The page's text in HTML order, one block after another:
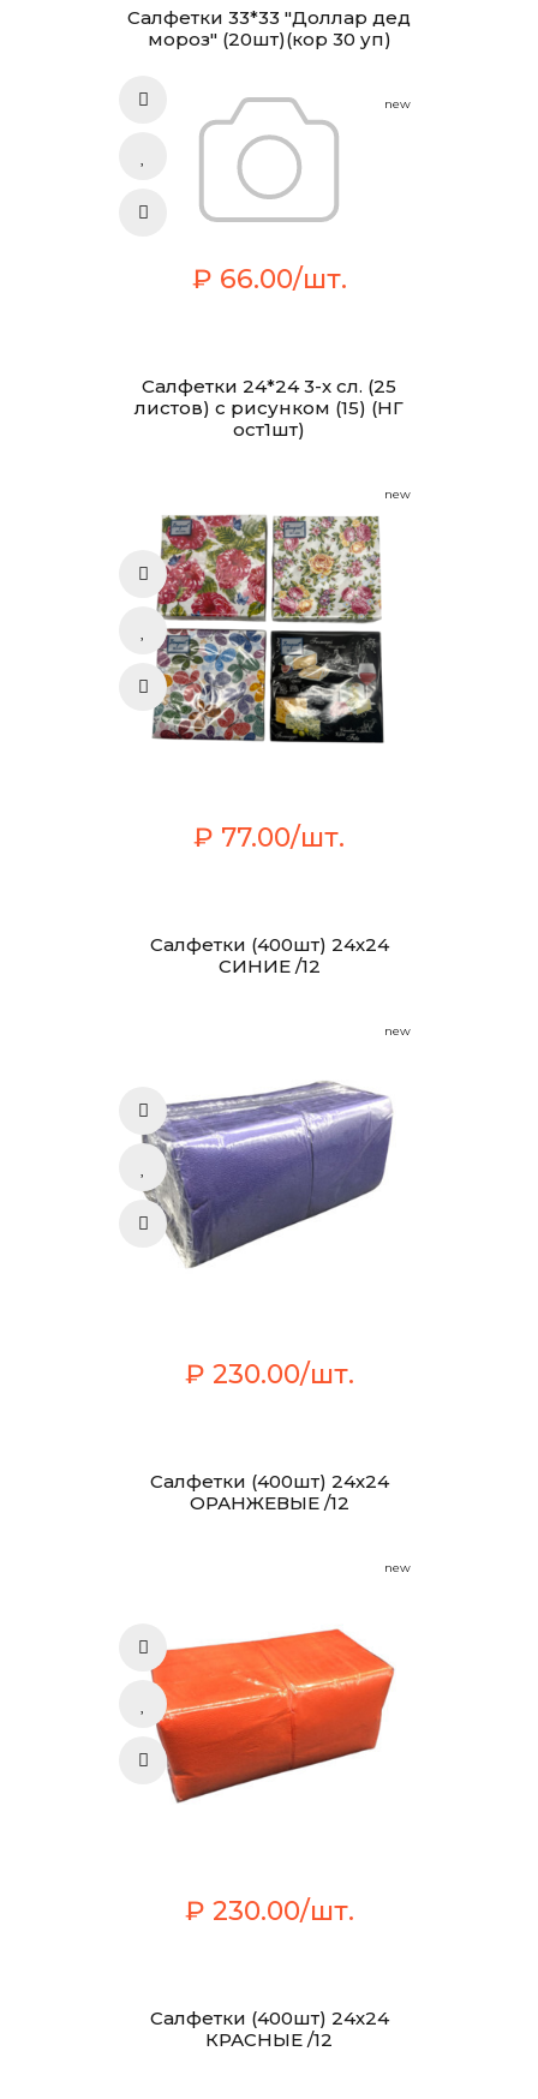
Салфетки 33*33 "Доллар дед
мороз" (20шт)(кор 30 уп)
new
₽ 66.00/шт.
Салфетки 24*24 3-х сл. (25
листов) с рисунком (15) (НГ
ост1шт)
new
₽ 77.00/шт.
Салфетки (400шт) 24х24
СИНИЕ /12
new
₽ 230.00/шт.
Салфетки (400шт) 24х24
ОРАНЖЕВЫЕ /12
new
₽ 230.00/шт.
Салфетки (400шт) 24х24
КРАСНЫЕ /12